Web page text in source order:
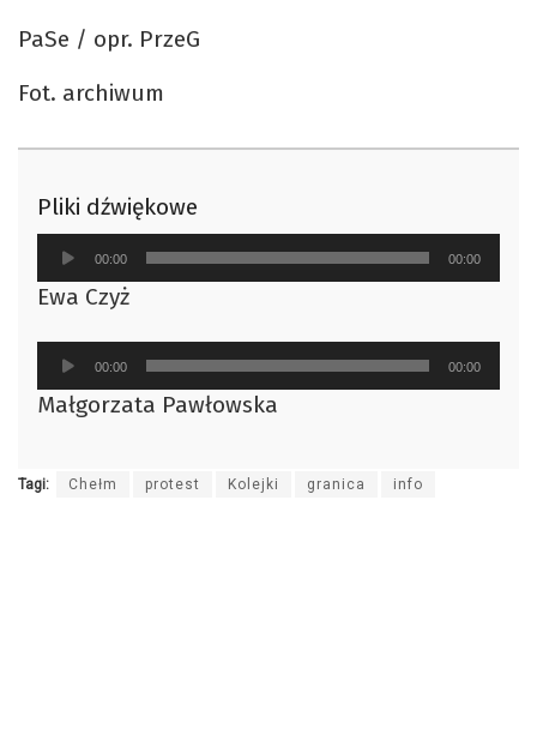
PaSe / opr. PrzeG
Fot. archiwum
Pliki dźwiękowe
Odtwarzacz
plików
dźwiękowych
00:00 00:00
Ewa Czyż
Odtwarzacz
plików
dźwiękowych
00:00 00:00
Małgorzata Pawłowska
Tagi: Chełm protest Kolejki granica info